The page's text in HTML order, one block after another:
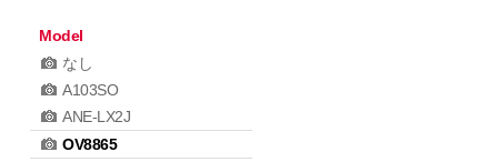
Model
なし
A103SO
ANE-LX2J
OV8865